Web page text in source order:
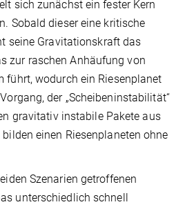
sich zunächst ein fester Kern
Sobald dieser eine kritische
seine Gravitationskraft das
zur raschen Anhäufung von
führt, wodurch ein Riesenplanet
der „Scheibeninstabilität“
gravitativ instabile Pakete aus
einen Riesenplaneten ohne
Szenarien getroffenen
unterschiedlich schnell